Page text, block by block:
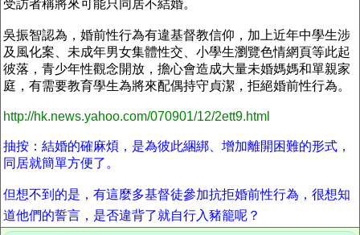
受訪者稱將來可能只同居不結婚。
吳振智認為，婚前性行為有違基督教信仰，加上近年中學生涉
及風化案、未成年男女集體性交、小學生瀏覽色情網頁等此起
彼落，青少年性觀念開放，擔心會造成大量未婚媽媽和單親家
庭，有需要教育學生為將來配偶持守貞潔，拒絕婚前性行為。
http://hk.news.yahoo.com/070901/12/2ett9.html
抽按：結婚的確麻煩，是為彼此綑綁、增加離開困難的形式，
同居就簡單方便了。
但想不到的是，有這麼多基督徒參加抗拒婚前性行為，很想知
道他們的誓言，是否違背了就自行入豬籠呢？